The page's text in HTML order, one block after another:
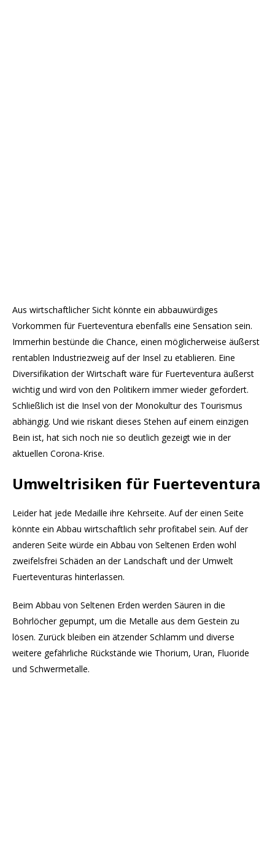
Aus wirtschaftlicher Sicht könnte ein abbauwürdiges
Vorkommen für Fuerteventura ebenfalls eine Sensation sein.
Immerhin bestünde die Chance, einen möglicherweise äußerst
rentablen Industriezweig auf der Insel zu etablieren. Eine
Diversifikation der Wirtschaft wäre für Fuerteventura äußerst
wichtig und wird von den Politikern immer wieder gefordert.
Schließlich ist die Insel von der Monokultur des Tourismus
abhängig. Und wie riskant dieses Stehen auf einem einzigen
Bein ist, hat sich noch nie so deutlich gezeigt wie in der
aktuellen Corona-Krise.
Umweltrisiken für Fuerteventura
Leider hat jede Medaille ihre Kehrseite. Auf der einen Seite
könnte ein Abbau wirtschaftlich sehr profitabel sein. Auf der
anderen Seite würde ein Abbau von Seltenen Erden wohl
zweifelsfrei Schäden an der Landschaft und der Umwelt
Fuerteventuras hinterlassen.
Beim Abbau von Seltenen Erden werden Säuren in die
Bohrlöcher gepumpt, um die Metalle aus dem Gestein zu
lösen. Zurück bleiben ein ätzender Schlamm und diverse
weitere gefährliche Rückstände wie Thorium, Uran, Fluoride
und Schwermetalle.